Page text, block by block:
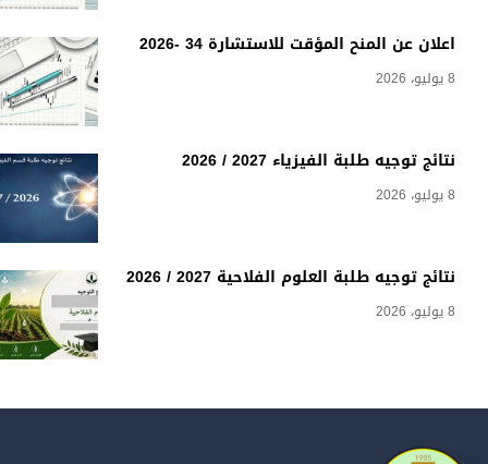
اعلان عن المنح المؤقت للاستشارة 34 -2026
8 يوليو، 2026
نتائج توجيه طلبة الفيزياء 2027 / 2026
8 يوليو، 2026
نتائج توجيه طلبة العلوم الفلاحية 2027 / 2026
8 يوليو، 2026